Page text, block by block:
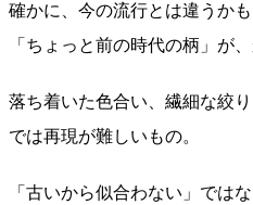
確かに、今の流行とは違うか
「ちょっと前の時代の柄」が
落ち着いた色合い、繊細な絞
では再現が難しいもの。
「古いから似合わない」では